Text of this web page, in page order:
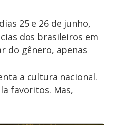
25 e 26 de junho,
dos brasileiros em
do gênero, apenas
a cultura nacional.
favoritos. Mas,